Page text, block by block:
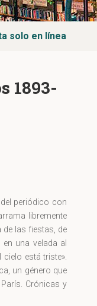
solo en línea
1893-
periódico con
libremente
de las fiestas, de
una velada al
está triste».
un género que
Crónicas y